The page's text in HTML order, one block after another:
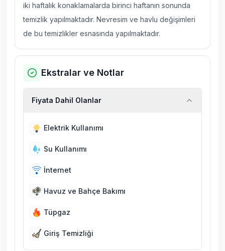
iki haftalık konaklamalarda birinci haftanın sonunda
temizlik yapılmaktadır. Nevresim ve havlu değişimleri
de bu temizlikler esnasında yapılmaktadır.
Ekstralar ve Notlar
Fiyata Dahil Olanlar
Elektrik Kullanımı
Su Kullanımı
İnternet
Havuz ve Bahçe Bakımı
Tüpgaz
Giriş Temizliği